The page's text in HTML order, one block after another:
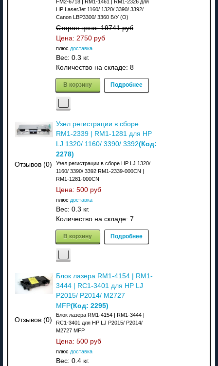
FM2-6718 | RM1-1461 | RM1-2326 для
HP LaserJet 1160/ 1320/ 3390/ 3392/
Canon LBP3300/ 3360 Б/У (О)
Старая цена:19741 руб
Цена: 2750 руб
плюс доставка
Вес: 0.3 кг.
Количество на складе: 8
В корзину Подробнее
Отзывов (0)
Узел регистрации в сборе
RM1-2339 | RM1-1281 для HP
LJ 1320/ 1160/ 3390/ 3392(Код:
2278)
Узел регистрации в сборе HP LJ 1320/
1160/ 3390/ 3392 RM1-2339-000CN |
RM1-1281-000CN
Цена: 500 руб
плюс доставка
Вес: 0.3 кг.
Количество на складе: 7
В корзину Подробнее
Отзывов (0)
Блок лазера RM1-4154 | RM1-
3444 | RC1-3401 для HP LJ
P2015/ P2014/ M2727
MFP(Код: 2295)
Блок лазера RM1-4154 | RM1-3444 |
RC1-3401 для HP LJ P2015/ P2014/
M2727 MFP
Цена: 500 руб
плюс доставка
Вес: 0.4 кг.